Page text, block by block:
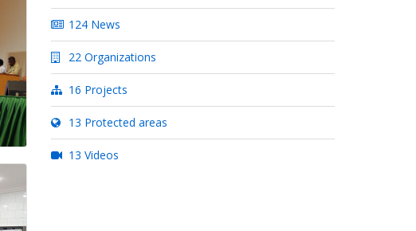
124 News
22 Organizations
16 Projects
13 Protected areas
13 Videos